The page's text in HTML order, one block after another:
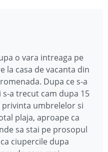
o vara intreaga pe
la casa de vacanta din
Dupa ce s-a
a trecut cam dupa 15
privinta umbrelelor si
plaja, aproape ca
sa stai pe prosopul
ciupercile dupa